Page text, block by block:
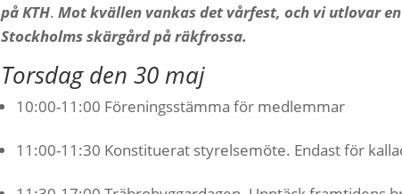
på KTH. Mot kvällen vankas det vårfest, och vi utlovar
Stockholms skärgårdpå räkfrossa.
Torsdag den 30 maj
10:00-11:00 Föreningsstämma för medlemmar
11:00-11:30 Konstituerat styrelsemöte. Endast för